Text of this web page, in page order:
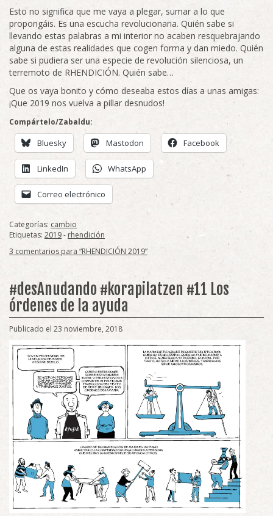
Esto no significa que me vaya a plegar, sumar a lo que
propongáis. Es una escucha revolucionaria. Quién sabe si
llevando estas palabras a mi interior no acaben resquebrajando
alguna de estas realidades que cogen forma y dan miedo. Quién
sabe si pudiera ser una especie de revolución silenciosa, un
terremoto de RHENDICIÓN. Quién sabe…
Que os vaya bonito y cómo deseaba estos días a unas amigas:
¡Que 2019 nos vuelva a pillar desnudos!
Compártelo/Zabaldu:
Bluesky Mastodon Facebook
LinkedIn WhatsApp
Correo electrónico
Categorías: cambio
Etiquetas: 2019-rhendición
3 comentarios para “RHENDICIÓN 2019”
#desAnudando #korapilatzen #11 Los
órdenes de la ayuda
Publicado el 23 noviembre, 2018